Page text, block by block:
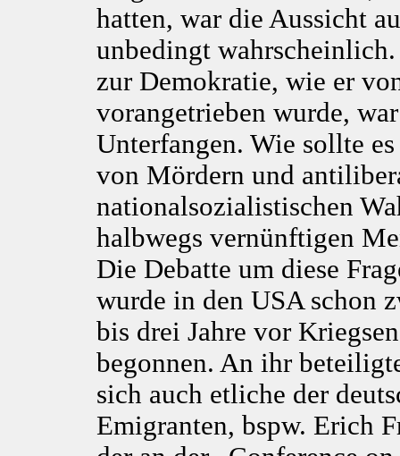
hatten, war die Aussicht
unbedingt
zur Demokratie, wie er
vorangetrieben wurde,
Unterfangen. Wie sollte
von Mördern und
nationalsozialistischen
halbwegs vernünftigen
Die Debatte um diese
wurde in den USA schon
bis drei Jahre vor
begonnen. An ihr
sich auch etliche der
Emigranten, bspw. Erich